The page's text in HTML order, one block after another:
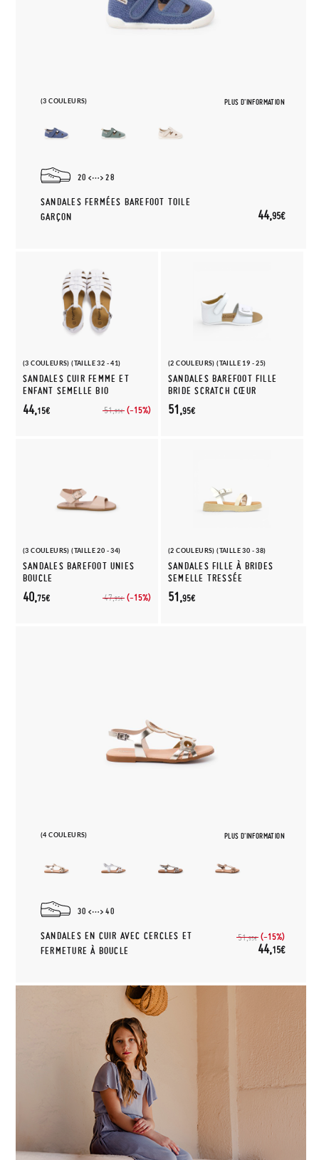
(3 COULEURS) PLUS D'INFORMATION
20 28
SANDALES FERMÉES BAREFOOT TOILE
GARÇON
44,95€
(3 COULEURS) (TAILLE 32 - 41)
SANDALES CUIR FEMME ET
ENFANT SEMELLE BIO
51,95€ (-15%)
44,15€
(2 COULEURS) (TAILLE 19 - 25)
SANDALES BAREFOOT FILLE
BRIDE SCRATCH CŒUR
51,95€
(3 COULEURS) (TAILLE 20 - 34)
SANDALES BAREFOOT UNIES
BOUCLE
47,95€ (-15%)
40,75€
(2 COULEURS) (TAILLE 30 - 38)
SANDALES FILLE À BRIDES
SEMELLE TRESSÉE
51,95€
(4 COULEURS) PLUS D'INFORMATION
30 40
SANDALES EN CUIR AVEC CERCLES ET
FERMETURE À BOUCLE
51,95€ (-15%)
44,15€